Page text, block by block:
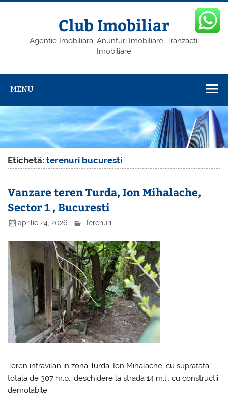
Skip
Club Imobiliar
Agentie Imobiliara, Anunturi Imobiliare, Tranzactii
Imobiliare
MENU
Etichetă:terenuri bucuresti
Vanzare teren Turda, Ion Mihalache,
Sector 1 , Bucuresti
aprilie 24, 2026 Terenuri
Teren intravilan in zona Turda, Ion Mihalache, cu suprafata
totala de 307 m.p., deschidere la strada 14 m.l., cu constructii
demolabile.